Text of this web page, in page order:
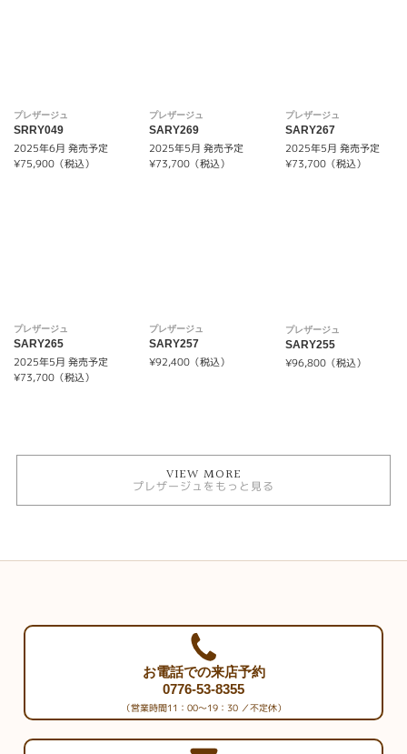
プレザージュ
SRRY049
2025年6月 発売予定
¥75,900（税込）
プレザージュ
SARY269
2025年5月 発売予定
¥73,700（税込）
プレザージュ
SARY267
2025年5月 発売予定
¥73,700（税込）
プレザージュ
SARY265
2025年5月 発売予定
¥73,700（税込）
プレザージュ
SARY257
¥92,400（税込）
プレザージュ
SARY255
¥96,800（税込）
VIEW MORE
プレザージュをもっと見る
お電話での来店予約
0776-53-8355
（営業時間11：00～19：30 ／不定休）